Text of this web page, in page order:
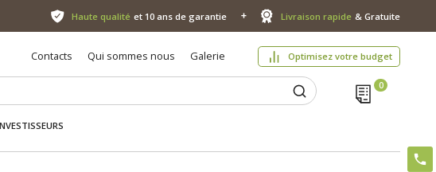
Haute qualité et 10 ans de garantie Livraison rapide & Gratuite
Contacts Qui sommes nous Galerie Optimisez votre budget